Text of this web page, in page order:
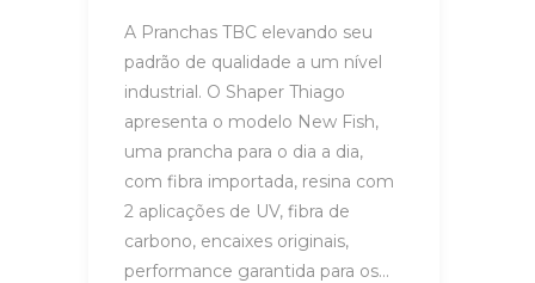
A Pranchas TBC elevando seu
padrão de qualidade a um nível
industrial. O Shaper Thiago
apresenta o modelo New Fish,
uma prancha para o dia a dia,
com fibra importada, resina com
2 aplicações de UV, fibra de
carbono, encaixes originais,
performance garantida para os…